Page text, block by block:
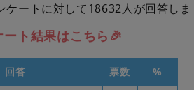
ケートに対して18632人が回答し
ート結果はこちら🎉
回答 票数 %